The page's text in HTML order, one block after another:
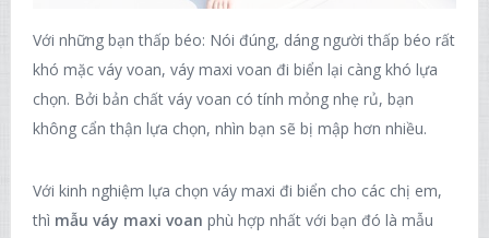
Với những bạn thấp béo: Nói đúng, dáng người thấp béo rất
khó mặc váy voan, váy maxi voan đi biển lại càng khó lựa
chọn. Bởi bản chất váy voan có tính mỏng nhẹ rủ, bạn
không cẩn thận lựa chọn, nhìn bạn sẽ bị mập hơn nhiều.
Với kinh nghiệm lựa chọn váy maxi đi biển cho các chị em,
thì mẫu váy maxi voan phù hợp nhất với bạn đó là mẫu